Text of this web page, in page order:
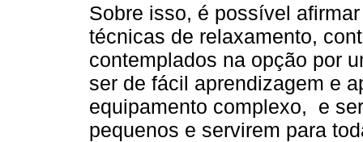
Sobre isso, é possível
técnicas de relaxamento,
contemplados na opção por
ser de fácil aprendizagem e
equipamento complexo, e
pequenos e servirem para